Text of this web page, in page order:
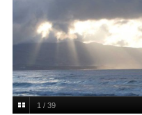
Episódio 3 - Açores
1 / 39